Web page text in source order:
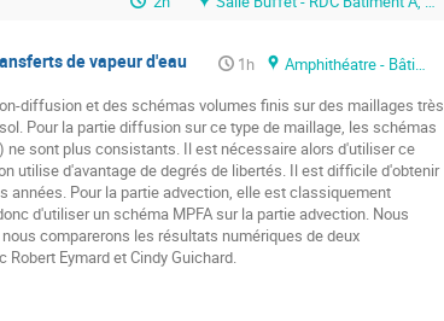
de vapeur d'eau 1h
Amphithéatre - Bâtiment B
diffusion et des schémas volumes finis sur des maillages très
Pour la partie diffusion sur ce type de maillage, les schémas
sont plus consistants. Il est nécessaire alors d'utiliser ce
utilise d'avantage de degrés de libertés. Il est difficile d'obtenir
Pour la partie advection, elle est classiquement
d'utiliser un schéma MPFA sur la partie advection. Nous
comparerons les résultats numériques de deux
Eymard et Cindy Guichard.